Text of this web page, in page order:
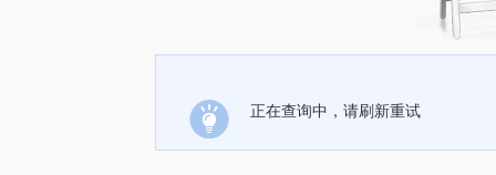
正在查询中，请刷新重试